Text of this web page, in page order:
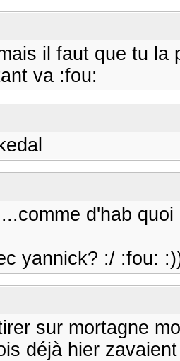
il faut que tu la
va :fou:
d'hab
yannick? :/ :fou:
sur mortagne
déjà hier